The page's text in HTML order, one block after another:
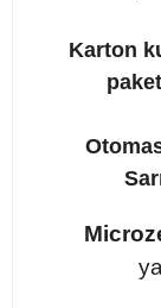
Karton